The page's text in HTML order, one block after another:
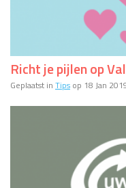
Richt je pijlen op
Geplaatst in Tips op 18 Jan